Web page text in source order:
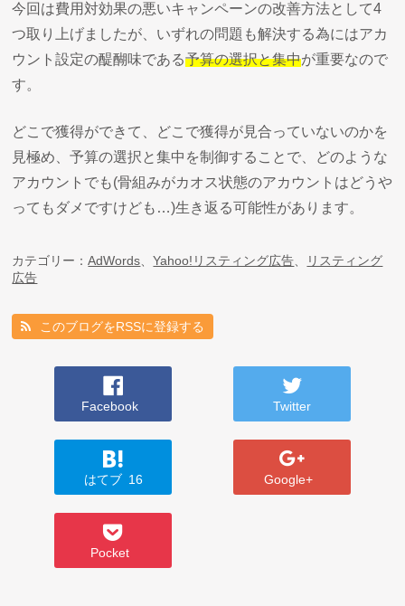
今回は費用対効果の悪いキャンペーンの改善方法として4
つ取り上げましたが、いずれの問題も解決する為にはアカ
ウント設定の醍醐味である予算の選択と集中が重要なので
す。
どこで獲得ができて、どこで獲得が見合っていないのかを
見極め、予算の選択と集中を制御することで、どのような
アカウントでも(骨組みがカオス状態のアカウントはどうや
ってもダメですけども…)生き返る可能性があります。
カテゴリー：AdWords、Yahoo!リスティング広告、
リスティング
広告
このブログをRSSに登録する
Facebook Twitter
はてブ 16 Google+
Pocket